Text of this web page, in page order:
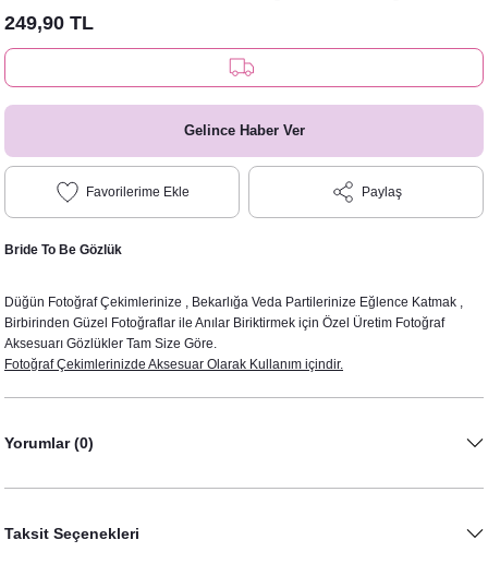
249,90 TL
Gelince Haber Ver
Paylaş
Bride To Be Gözlük
Düğün Fotoğraf Çekimlerinize , Bekarlığa Veda Partilerinize Eğlence Katmak ,
Birbirinden Güzel Fotoğraflar ile Anılar Biriktirmek için Özel Üretim Fotoğraf
Aksesuarı Gözlükler Tam Size Göre.
Fotoğraf Çekimlerinizde Aksesuar Olarak Kullanım içindir.
Yorumlar (0)
Taksit Seçenekleri